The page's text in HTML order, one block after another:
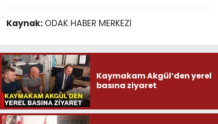
Kaynak: ODAK HABER MERKEZİ
Kaymakam Akgül’den yerel
basına ziyaret